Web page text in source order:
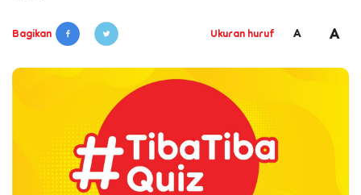
Bagikan Ukuran huruf A A